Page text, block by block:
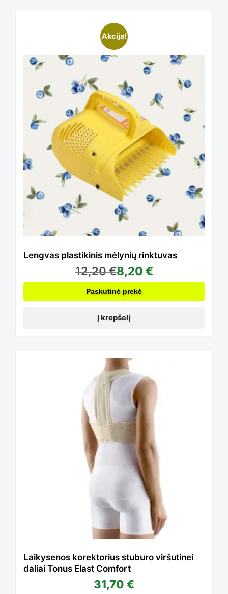
the
product
page
Akcija!
Lengvas plastikinis mėlynių rinktuvas
12,20€8,20 €
Paskutinė prekė
Į krepšelį
Laikysenos korektorius stuburo viršutinei
daliai Tonus Elast Comfort
31,70 €